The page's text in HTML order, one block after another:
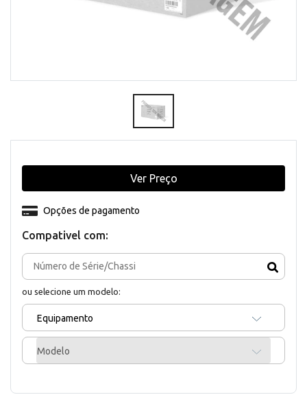
Compativel com:
ou selecione um modelo:
Equipamento
Modelo
Opções de pagamento
Ver Preço